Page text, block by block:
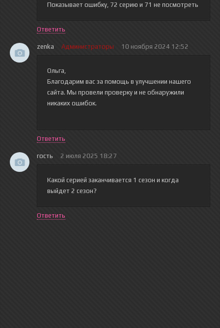
Показывает ошибку, 72 серию и 71 не посмотреть
Ответить
zenka Администраторы 10 ноября 2024 12:52
Ольга,
Благодарим вас за помощь в улучшении нашего
сайта. Мы провели проверку и не обнаружили
никаких ошибок.
Ответить
гость 2 июля 2025 18:27
Какой серией заканчивается 1 сезон и когда
выйдет 2 сезон?
Ответить